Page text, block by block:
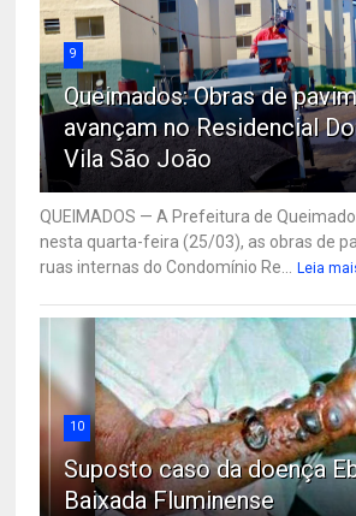
9
Queimados: Obras de
avançam no Residencial
Vila São João
QUEIMADOS — A Prefeitura de
nesta quarta-feira (25/03), as obras de
ruas internas do Condomínio Re...
Leia
10
Suposto caso da doença
Baixada Fluminense